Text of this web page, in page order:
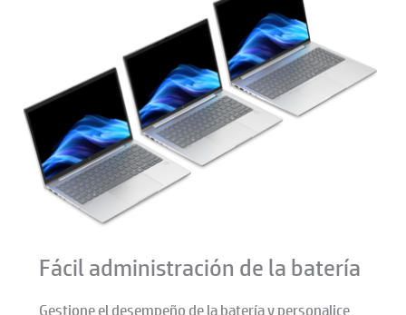
Fácil administración de la batería
Gestione el desempeño de la batería y personalice